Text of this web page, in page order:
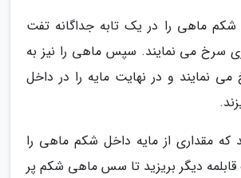
ماهی را در یک تابه جداگانه تفت
سرخ می نمایند. سپس ماهی را نیز به
نمایند و در نهایت مایه را در داخل
که مقداری از مایه داخل شکم ماهی را
دیگر بریزید تا سس ماهی شکم پر